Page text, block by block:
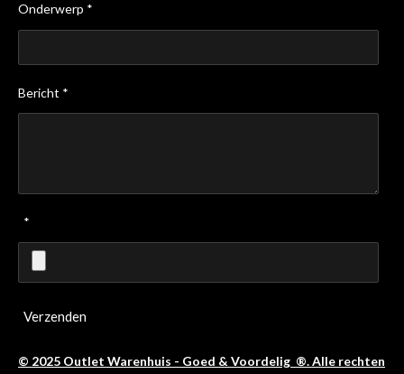
Onderwerp *
Bericht *
*
Verzenden
© 2025 Outlet Warenhuis - Goed & Voordelig ®. Alle rechten